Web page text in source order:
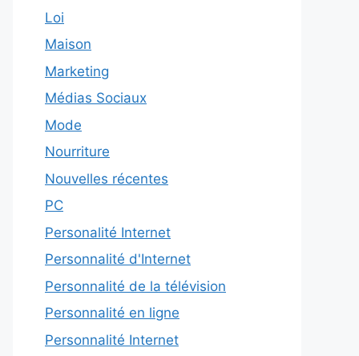
Loi
Maison
Marketing
Médias Sociaux
Mode
Nourriture
Nouvelles récentes
PC
Personalité Internet
Personnalité d'Internet
Personnalité de la télévision
Personnalité en ligne
Personnalité Internet